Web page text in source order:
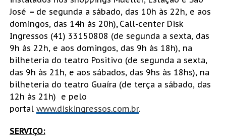
José – de segunda a sábado, das 10h às 22h, e aos
domingos, das 14h às 20h), Call-center Disk
Ingressos (41) 33150808 (de segunda a sexta, das
9h às 22h, e aos domingos, das 9h às 18h), na
bilheteria do teatro Positivo (de segunda a sexta,
das 9h às 21h, e aos sábados, das 9hs às 18hs), na
bilheteria do teatro Guaíra (de terça a sábado, das
12h às 21h) e pelo
portal www.diskingressos.com.br.
SERVIÇO: